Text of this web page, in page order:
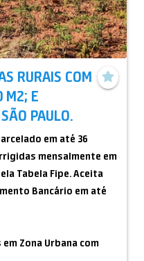
RURAIS COM
M2; E
PAULO.
em até 36
mensalmente em
Tabela Fipe. Aceita
Bancário em até
em Zona Urbana com